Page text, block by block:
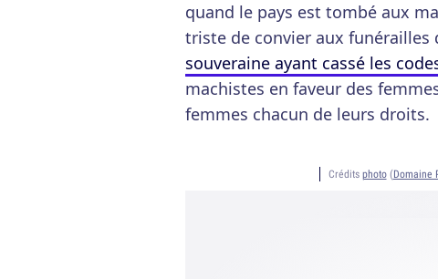
quand le pays est tombé aux
triste de convier aux funérailles
souveraine ayant cassé les
machistes en faveur des
femmes chacun de leurs droits.
Crédits photo(Domaine